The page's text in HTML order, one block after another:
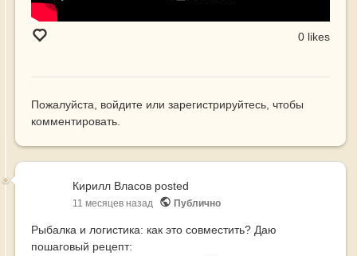
0 likes
Пожалуйста, войдите или зарегистрируйтесь, чтобы
комментировать.
Кирилл Власов posted
11 месяцев назад Публично
Рыбалка и логистика: как это совместить? Даю
пошаговый рецепт: